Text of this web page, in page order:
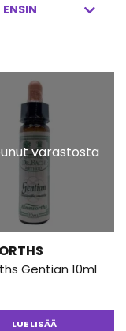
varastosta
Gentian 10ml
LUE LISÄÄ